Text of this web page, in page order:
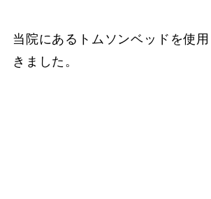
当院にあるトムソンベッドを使
きました。